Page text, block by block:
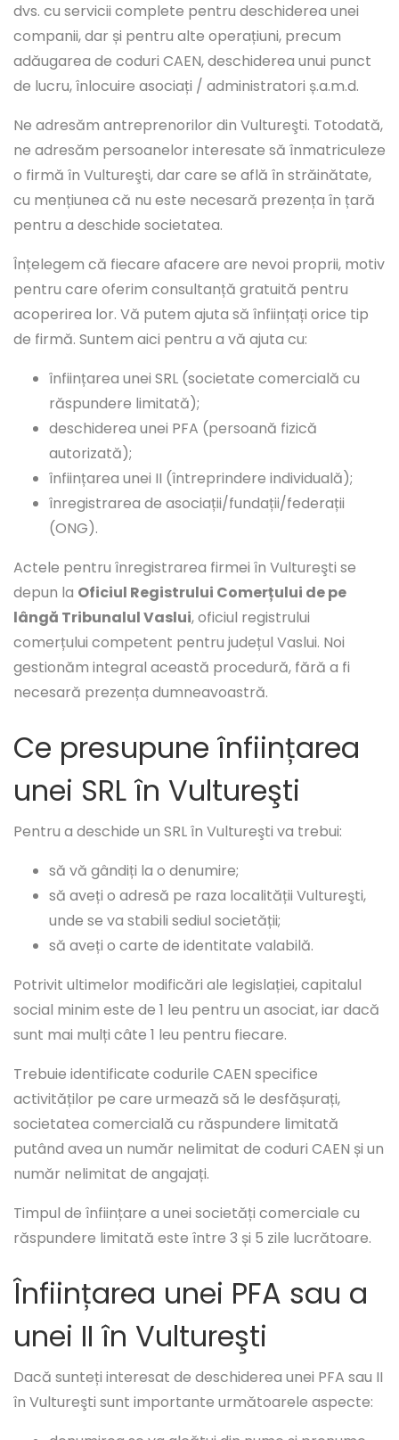
dvs. cu servicii complete pentru deschiderea unei
companii, dar și pentru alte operațiuni, precum
adăugarea de coduri CAEN, deschiderea unui punct
de lucru, înlocuire asociați / administratori ș.a.m.d.
Ne adresăm antreprenorilor din Vultureşti. Totodată,
ne adresăm persoanelor interesate să înmatriculeze
o firmă în Vultureşti, dar care se află în străinătate,
cu mențiunea că nu este necesară prezența în țară
pentru a deschide societatea.
Înțelegem că fiecare afacere are nevoi proprii, motiv
pentru care oferim consultanță gratuită pentru
acoperirea lor. Vă putem ajuta să înființați orice tip
de firmă. Suntem aici pentru a vă ajuta cu:
înființarea unei SRL (societate comercială cu
răspundere limitată);
deschiderea unei PFA (persoană fizică
autorizată);
înființarea unei II (întreprindere individuală);
înregistrarea de asociații/fundații/federații
(ONG).
Actele pentru înregistrarea firmei în Vultureşti se
depun la Oficiul Registrului Comerțului de pe
lângă Tribunalul Vaslui, oficiul registrului
comerțului competent pentru județul Vaslui. Noi
gestionăm integral această procedură, fără a fi
necesară prezența dumneavoastră.
Ce presupune înființarea
unei SRL în Vultureşti
Pentru a deschide un SRL în Vultureşti va trebui:
să vă gândiți la o denumire;
să aveți o adresă pe raza localității Vultureşti,
unde se va stabili sediul societății;
să aveți o carte de identitate valabilă.
Potrivit ultimelor modificări ale legislației, capitalul
social minim este de 1 leu pentru un asociat, iar dacă
sunt mai mulți câte 1 leu pentru fiecare.
Trebuie identificate codurile CAEN specifice
activităților pe care urmează să le desfășurați,
societatea comercială cu răspundere limitată
putând avea un număr nelimitat de coduri CAEN și un
număr nelimitat de angajați.
Timpul de înființare a unei societăți comerciale cu
răspundere limitată este între 3 și 5 zile lucrătoare.
Înființarea unei PFA sau a
unei II în Vultureşti
Dacă sunteți interesat de deschiderea unei PFA sau II
în Vultureşti sunt importante următoarele aspecte: